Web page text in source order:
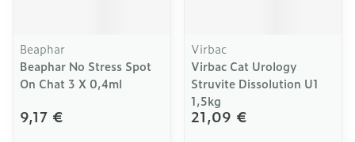
Beaphar
Beaphar No Stress Spot
On Chat 3 X 0,4ml
9,17 €
Virbac
Virbac Cat Urology
Struvite Dissolution U1
1,5kg
21,09 €